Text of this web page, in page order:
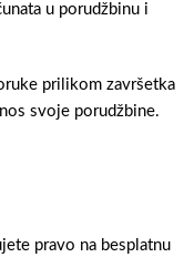
u porudžbinu i
prilikom završetka
svoje porudžbine.
pravo na besplatnu